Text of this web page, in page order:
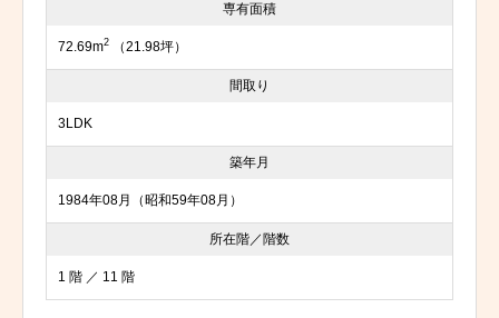
専有面積
72.69m2 （21.98坪）
間取り
3LDK
築年月
1984年08月（昭和59年08月）
所在階／階数
1 階 ／ 11 階